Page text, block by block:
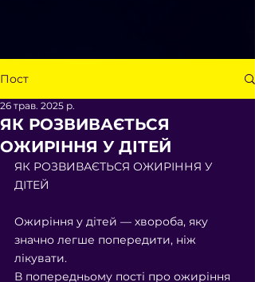
Пост
ЯК РОЗВИВАЄТЬСЯ
ОЖИРІННЯ У ДІТЕЙ
26 трав. 2025 р.
ЯК РОЗВИВАЄТЬСЯ ОЖИРІННЯ У
ДІТЕЙ
Ожиріння у дітей — хвороба, яку
значно легше попередити, ніж
лікувати.
В попередньому пості про ожиріння